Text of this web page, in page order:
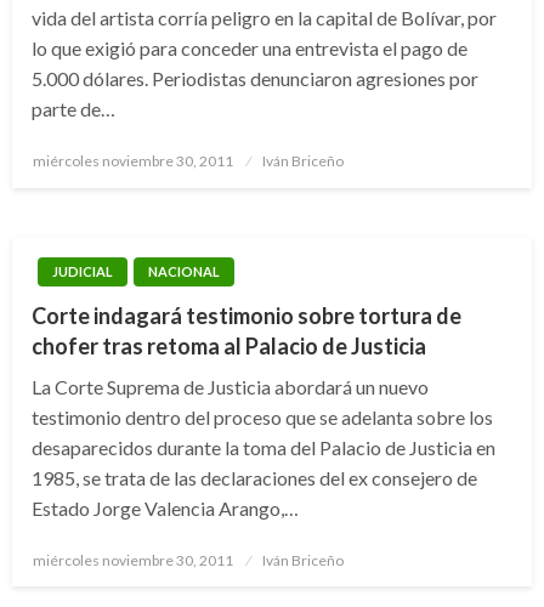
vida del artista corría peligro en la capital de Bolívar, por
lo que exigió para conceder una entrevista el pago de
5.000 dólares. Periodistas denunciaron agresiones por
parte de…
Publicado
miércoles noviembre 30, 2011 Iván Briceño
JUDICIAL NACIONAL
Corte indagará testimonio sobre tortura de
chofer tras retoma al Palacio de Justicia
La Corte Suprema de Justicia abordará un nuevo
testimonio dentro del proceso que se adelanta sobre los
desaparecidos durante la toma del Palacio de Justicia en
1985, se trata de las declaraciones del ex consejero de
Estado Jorge Valencia Arango,…
Publicado
miércoles noviembre 30, 2011 Iván Briceño